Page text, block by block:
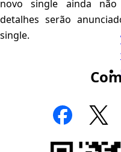
novo single ainda
detalhes serão
single.